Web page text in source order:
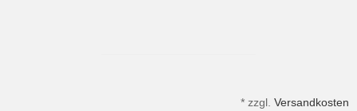
* zzgl. Versandkosten